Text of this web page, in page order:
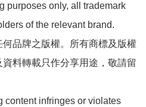
purposes only, all trademark
of the relevant brand.
品牌之版權。所有商標及版權
料轉載只作分享用途，敬請留
content infringes or violates